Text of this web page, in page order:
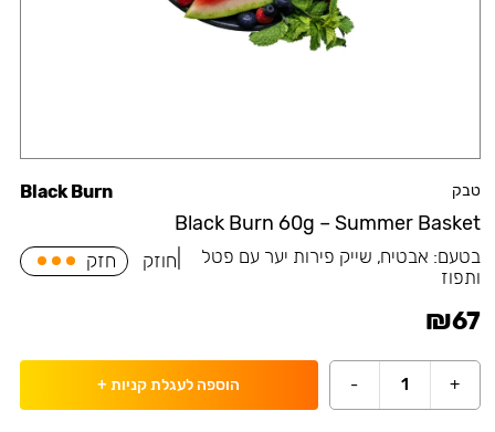
טבק
Black Burn 60g – Summer Basket
Black Burn
בטעם: אבטיח, שייק פירות יער עם פטל
ותפוז
חוזק חזק
₪67
+
1
- הוספה לעגלת קניות +